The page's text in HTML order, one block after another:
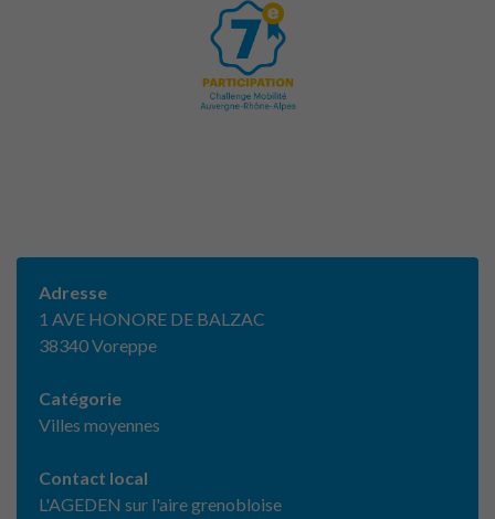
Adresse
1 AVE HONORE DE BALZAC
38340 Voreppe
Catégorie
Villes moyennes
Contact local
L'AGEDEN sur l'aire grenobloise